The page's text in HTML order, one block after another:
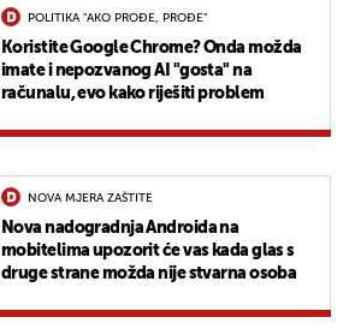
POLITIKA "AKO PROĐE, PROĐE"
Koristite Google Chrome? Onda možda
imate i nepozvanog AI "gosta" na
računalu, evo kako riješiti problem
NOVA MJERA ZAŠTITE
Nova nadogradnja Androida na
mobitelima upozorit će vas kada glas s
druge strane možda nije stvarna osoba